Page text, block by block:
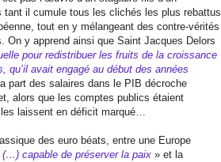
tant il cumule tous les clichés les plus rebattus
tout en y mélangeant des contre-vérités
On y apprend ainsi que Saint Jacques Delors
pour redistribuer les fruits de la croissance
avait engagé au début des années
part des salaires dans le PIB décroche
alors que les comptes publics étaient
laissent en déficit marqué…
des euro béats, entre une Europe
capable de préserver la paix » et la